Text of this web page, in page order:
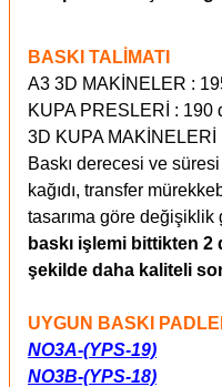
BASKI TALİMATI
A3 3D MAKİNELER :
KUPA PRESLERİ : 190
3D KUPA
Baskı derecesi ve
kağıdı, transfer
tasarıma göre değişiklik
baskı işlemi bittikten 2
şekilde daha kaliteli
UYGUN BASKI
NO3A-(YPS-19)
NO3B-(YPS-18)